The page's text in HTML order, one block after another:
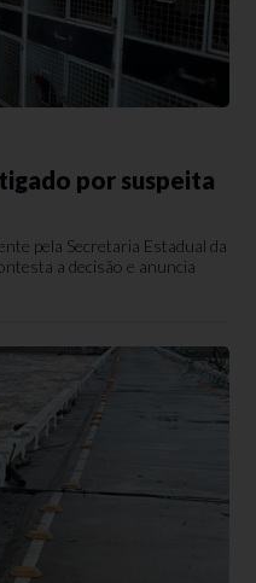
por suspeita
pela Secretaria Estadual da
a decisão e anuncia